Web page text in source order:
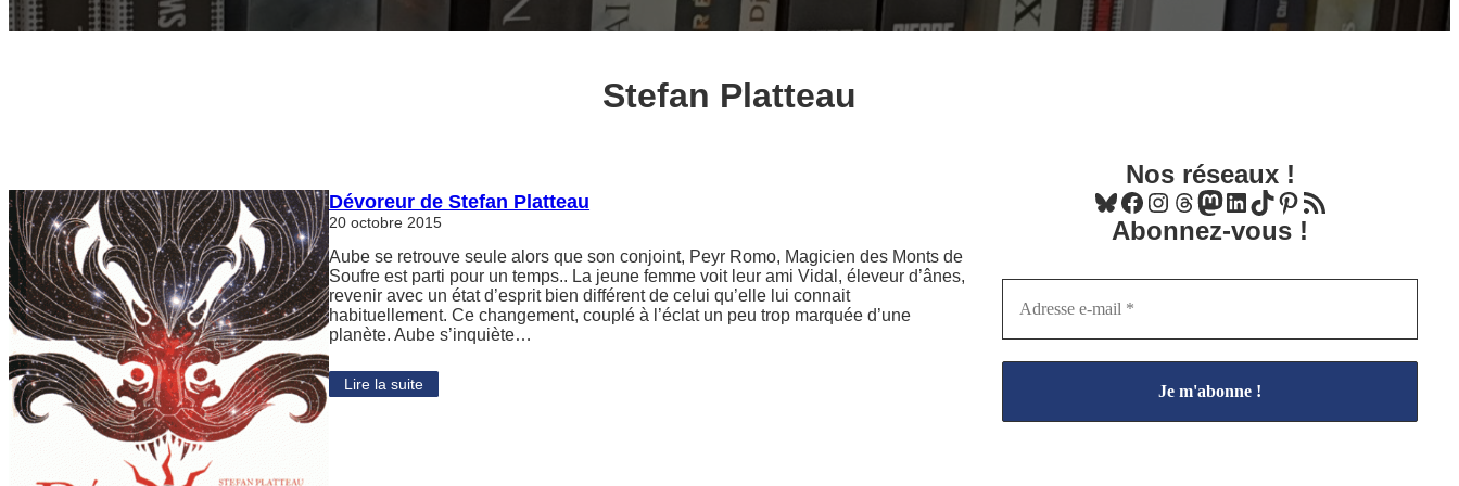
Stefan Platteau
Dévoreur de Stefan Platteau
20 octobre 2015
Aube se retrouve seule alors que son conjoint, Peyr Romo, Magicien des Monts de
Soufre est parti pour un temps.. La jeune femme voit leur ami Vidal, éleveur d’ânes,
revenir avec un état d’esprit bien différent de celui qu’elle lui connait
habituellement. Ce changement, couplé à l’éclat un peu trop marquée d’une
planète. Aube s’inquiète…
Lire la suite
Nos réseaux !
Bluesky Facebook Instagram Threads Mastodon LinkedIn TikTok Pinterest
Flux RSS
Abonnez-vous !